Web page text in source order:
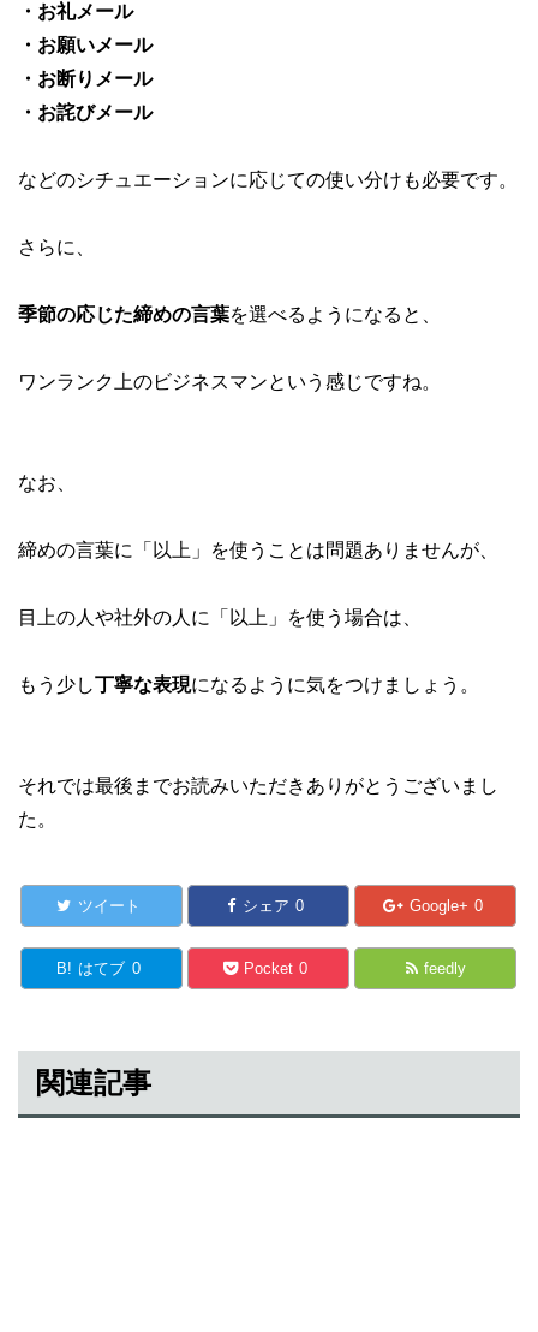
・お礼メール
・お願いメール
・お断りメール
・お詫びメール
などのシチュエーションに応じての使い分けも必要です。
さらに、
季節の応じた締めの言葉を選べるようになると、
ワンランク上のビジネスマンという感じですね。
なお、
締めの言葉に「以上」を使うことは問題ありませんが、
目上の人や社外の人に「以上」を使う場合は、
もう少し丁寧な表現になるように気をつけましょう。
それでは最後までお読みいただきありがとうございまし
た。
ツイート シェア 0 Google+ 0
B! はてブ 0 Pocket 0 feedly
関連記事